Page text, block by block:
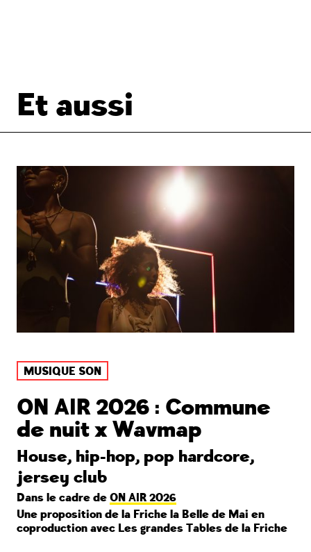
Et aussi
MUSIQUE SON
ON AIR 2026 : Commune
de nuit x Wavmap
House, hip-hop, pop hardcore,
jersey club
Dans le cadre de ON AIR 2026
Une proposition de la Friche la Belle de Mai en
coproduction avec Les grandes Tables de la Friche